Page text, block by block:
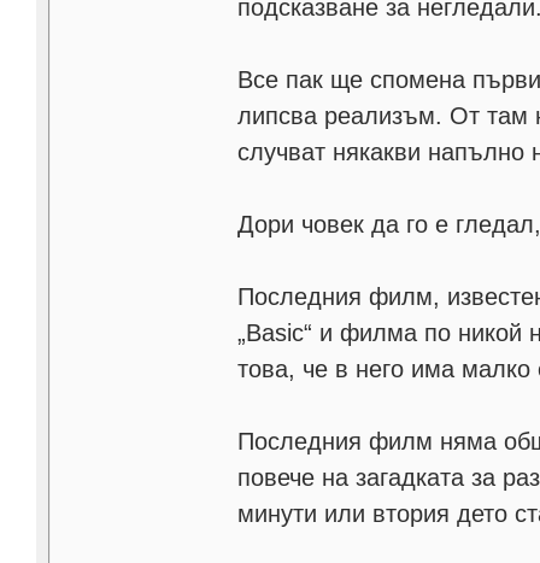
подсказване за
Все пак ще спомена
липсва реализъм. От там
случват някакви напълно
Дори човек да го е
Последния филм,
„Basic“ и филма по никой
това, че в него има малко
Последния филм няма
повече на загадката за
минути или втория дето